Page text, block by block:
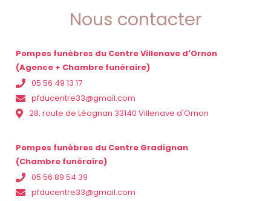
Nous contacter
Pompes funèbres du Centre Villenave d'Ornon
(Agence + Chambre funéraire)
05 56 49 13 17
pfducentre33@gmail.com
28, route de Léognan 33140 Villenave d'Ornon
Pompes funèbres du Centre Gradignan
(Chambre funéraire)
05 56 89 54 39
pfducentre33@gmail.com